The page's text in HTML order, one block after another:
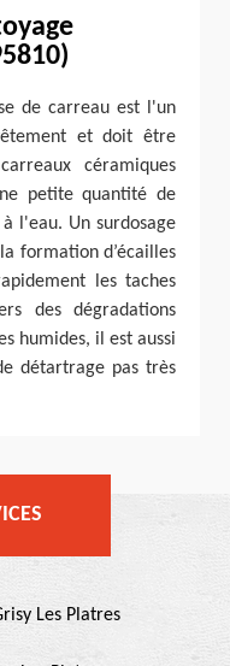
de carreau est l'un
et doit être
céramiques
petite quantité de
l'eau. Un surdosage
formation d’écailles
les taches
des dégradations
humides, il est aussi
détartrage pas très
Les Platres